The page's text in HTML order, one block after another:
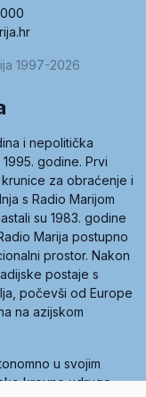
1997-2026
i nepolitička
godine. Prvi
za obraćenje i
s Radio Marijom
su 1983. godine
Marija postupno
prostor. Nakon
postaje s
počevši od Europe
na azijskom
u svojim
krovne udruge